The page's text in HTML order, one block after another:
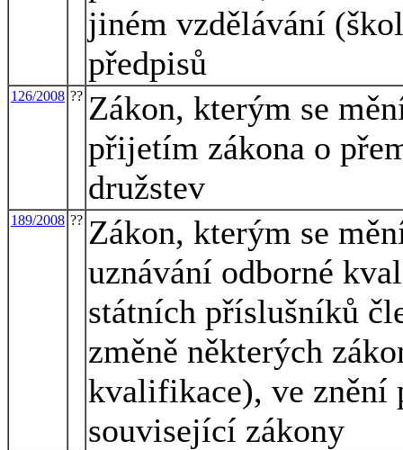
jiném vzdělávání
předpisů
126/2008 ?? Zákon, kterým se
přijetím zákona o
družstev
189/2008 ?? Zákon, kterým se
uznávání odborné
státních příslušníků
změně některých
kvalifikace), ve znění
související zákony